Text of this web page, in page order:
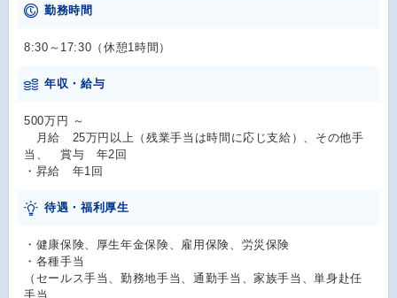
勤務時間
8:30～17:30（休憩1時間）
年収・給与
500万円 ～
月給 25万円以上（残業手当は時間に応じ支給）、その他手
当、 賞与 年2回
・昇給 年1回
待遇・福利厚生
・健康保険、厚生年金保険、雇用保険、労災保険
・各種手当
（セールス手当、勤務地手当、通勤手当、家族手当、単身赴任
手当